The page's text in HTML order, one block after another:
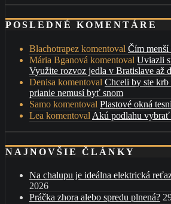
POSLEDNÉ KOMENTÁRE
Blachotrapez komentoval Čím menší
Mária Bganová komentoval Uviazli
Využite rozvoz jedla v Bratislave až
Denisa komentoval Chceli by ste krb
prianie nemusí byť snom
Samo komentoval Plastové okná
Lea komentoval Akú podlahu vybrať
NAJNOVŠIE ČLÁNKY
Na chalupu je ideálna elektrická
2026
Práčka zhora alebo spredu plnená?